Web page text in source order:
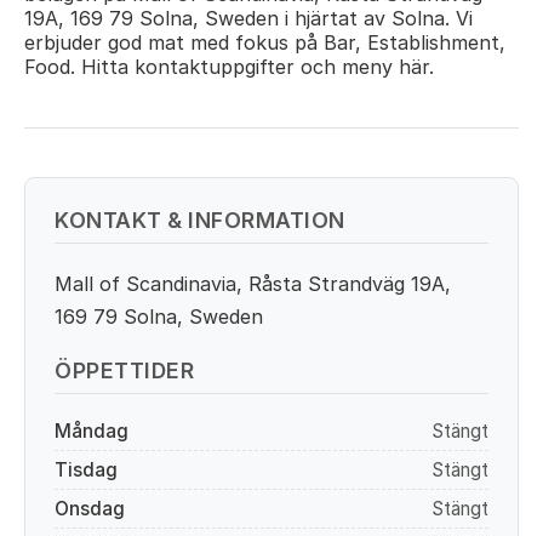
19A, 169 79 Solna, Sweden i hjärtat av Solna. Vi
erbjuder god mat med fokus på Bar, Establishment,
Food. Hitta kontaktuppgifter och meny här.
KONTAKT & INFORMATION
Mall of Scandinavia, Råsta Strandväg 19A,
169 79 Solna, Sweden
ÖPPETTIDER
Måndag
Stängt
Tisdag
Stängt
Onsdag
Stängt